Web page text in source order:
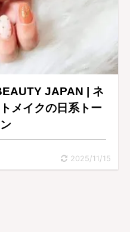
JAPAN | ネ
メイクの日系トー
2025/11/15